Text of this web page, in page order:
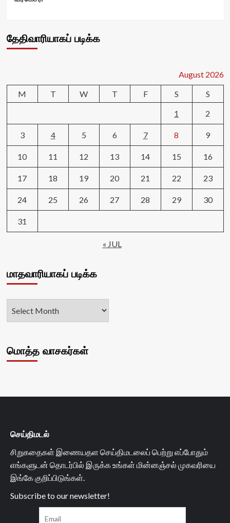
தேதிவாரியாகப் படிக்க
August 2026
M
T W T F S
S
1
2
3 4 5 6 7 8 9
10 11 12 13 14 15 16
17 18 19 20 21 22 23
24 25 26 27 28 29 30
31
« JUL
மாதவாரியாகப் படிக்க
மொத்த வாசகர்கள்
செய்திமடல்
சிறுகதைகள் இணையதள செய்திமடலைப் பெற்று எப்போதும்
எங்களுடன் தொடர்பில் இருக்க உங்கள் மின்னஞ்சல் முகவரியை
இங்கே குறிப்பிடுங்கள்.
Subscribe to our newsletter!